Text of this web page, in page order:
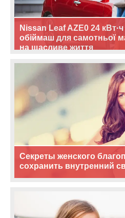
Nissan Leaf AZE0 24
обіймаш для самотньої
на щасливе життя
Секреты женского
сохранить внутренний